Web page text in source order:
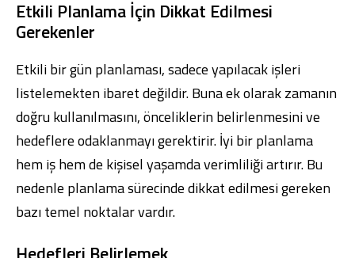
Etkili Planlama İçin Dikkat Edilmesi
Gerekenler
Etkili bir gün planlaması, sadece yapılacak işleri
listelemekten ibaret değildir. Buna ek olarak zamanın
doğru kullanılmasını, önceliklerin belirlenmesini ve
hedeflere odaklanmayı gerektirir. İyi bir planlama
hem iş hem de kişisel yaşamda verimliliği artırır. Bu
nedenle planlama sürecinde dikkat edilmesi gereken
bazı temel noktalar vardır.